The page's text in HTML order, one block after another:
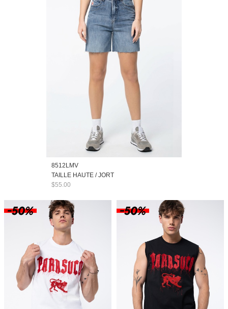
8512LMV
TAILLE HAUTE / JORT
$55.00